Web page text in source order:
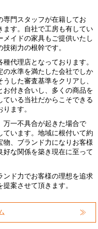
専門スタッフが在籍してお
ます。自社で工房も有してい
イドの家具もご提供いたし
術力の根幹です。
代理店となっております。
の水準を満たした会社でしか
した審査基準をクリアし、
付き合いし、多くの商品を
ている当社だからこそできる
ます。
万一不具合が起きた場合で
ています。地域に根付いて約
、ブランド力になりお客様
好な関係を築き現在に至って
ンド力でお客様の理想を追求
案させて頂きます。